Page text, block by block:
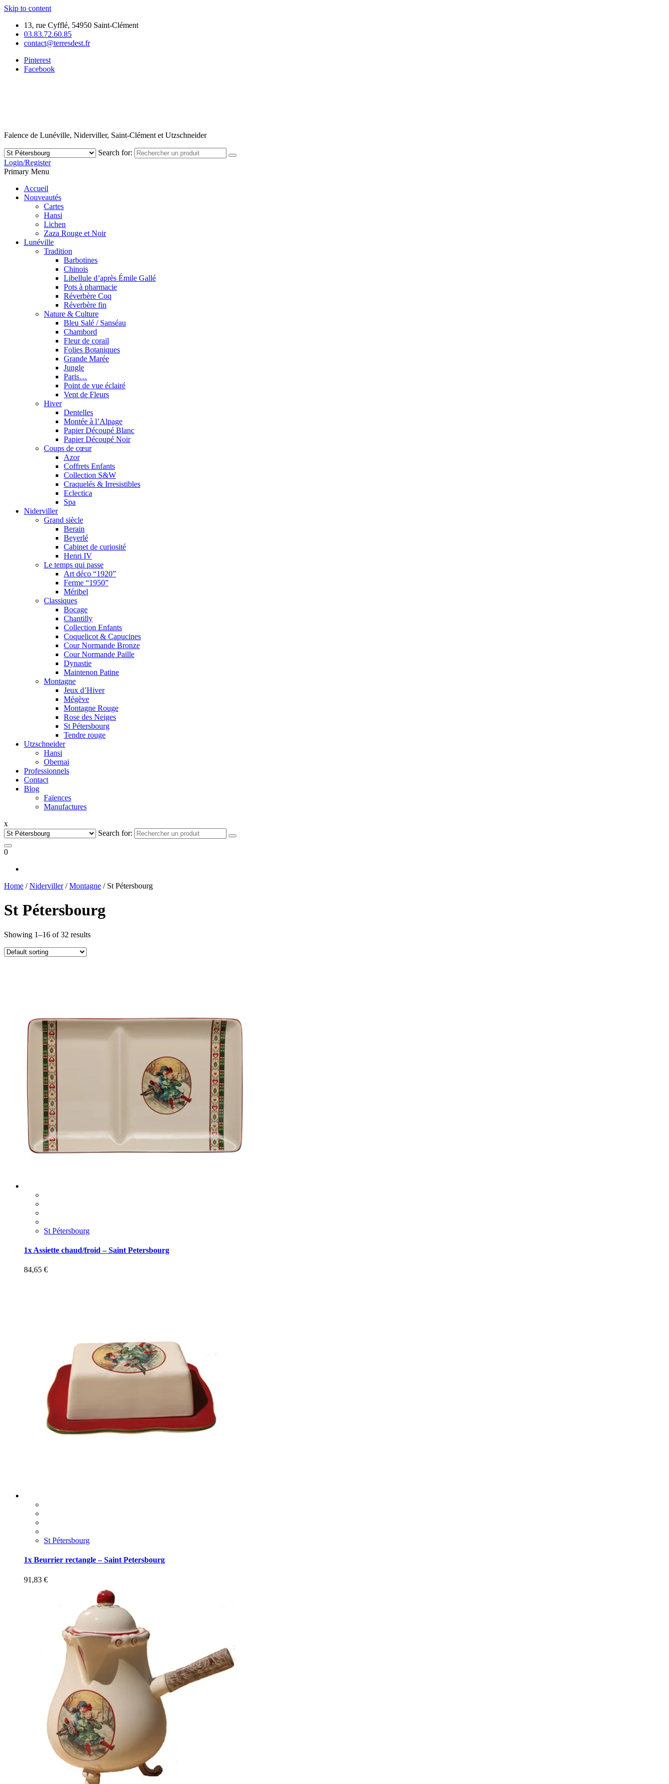
Skip to content
13, rue Cyfflé, 54950 Saint-Clément
03.83.72.60.85
contact@terresdest.fr
Pinterest
Facebook
Faïence de Lunéville, Niderviller, Saint-Clément et Utzschneider
Search for:
Login/Register
Primary Menu
Accueil
Nouveautés
Cartes
Hansi
Lichen
Zaza Rouge et Noir
Lunéville
Tradition
Barbotines
Chinois
Libellule d’après Émile Gallé
Pots à pharmacie
Réverbère Coq
Réverbère fin
Nature & Culture
Bleu Salé / Sanséau
Chambord
Fleur de corail
Folies Botaniques
Grande Marée
Jungle
Paris…
Point de vue éclairé
Vent de Fleurs
Hiver
Dentelles
Montée à l’Alpage
Papier Découpé Blanc
Papier Découpé Noir
Coups de cœur
Azor
Coffrets Enfants
Collection S&W
Craquelés & Irresistibles
Eclectica
Spa
Niderviller
Grand siècle
Berain
Beyerlé
Cabinet de curiosité
Henri IV
Le temps qui passe
Art déco “1920”
Ferme “1950”
Méribel
Classiques
Bocage
Chantilly
Collection Enfants
Coquelicot & Capucines
Cour Normande Bronze
Cour Normande Paille
Dynastie
Maintenon Patine
Montagne
Jeux d’Hiver
Mégève
Montagne Rouge
Rose des Neiges
St Pétersbourg
Tendre rouge
Utzschneider
Hansi
Obernai
Professionnels
Contact
Blog
Faïences
Manufactures
x
Search for:
0
Home /Niderviller/Montagne / St Pétersbourg
St Pétersbourg
Showing 1–16 of 32 results
St Pétersbourg
1x Assiette chaud/froid – Saint Petersbourg
84,65 €
St Pétersbourg
1x Beurrier rectangle – Saint Petersbourg
91,83 €